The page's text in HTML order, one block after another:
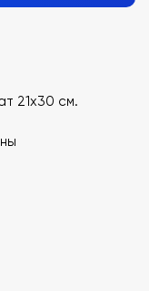
21х30 см.